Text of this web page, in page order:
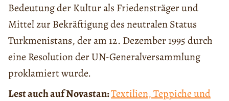
Bedeutung der Kultur als Friedensträger und
Mittel zur Bekräftigung des neutralen Status
Turkmenistans, der am 12. Dezember 1995 durch
eine Resolution der UN-Generalversammlung
proklamiert wurde.
Lest auch auf Novastan:Textilien, Teppiche und